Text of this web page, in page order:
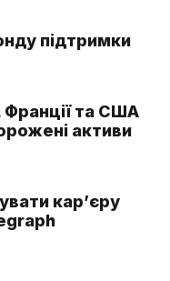
підтримки
Франції та США
активи
кар’єру